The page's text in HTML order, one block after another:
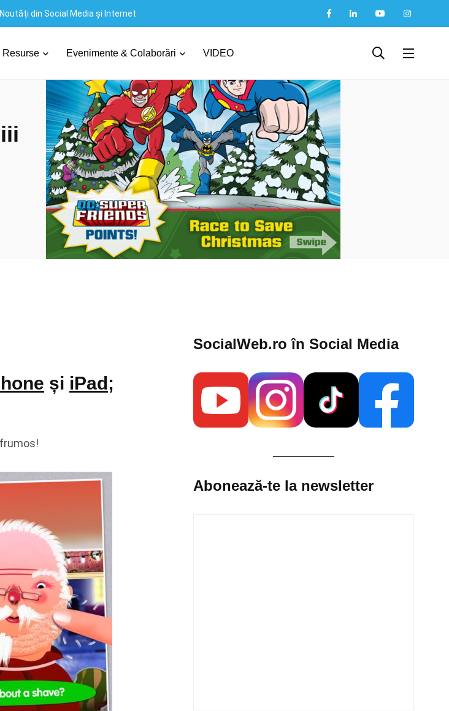
din Social Media și Internet
Evenimente & Colaborări VIDEO
și iPad;
SocialWeb.ro în Social Media​
Abonează-te la newsletter